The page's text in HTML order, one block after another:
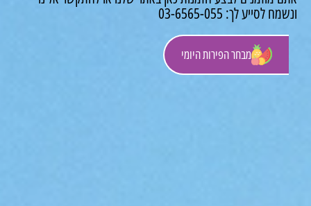
מבחר הפירות היומי
לסייע לך: 03-6565-055